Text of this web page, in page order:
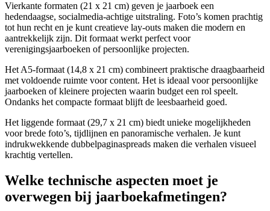
Vierkante formaten (21 x 21 cm) geven je jaarboek een
hedendaagse, socialmedia-achtige uitstraling. Foto’s komen prachtig
tot hun recht en je kunt creatieve lay-outs maken die modern en
aantrekkelijk zijn. Dit formaat werkt perfect voor
verenigingsjaarboeken of persoonlijke projecten.
Het A5-formaat (14,8 x 21 cm) combineert praktische draagbaarheid
met voldoende ruimte voor content. Het is ideaal voor persoonlijke
jaarboeken of kleinere projecten waarin budget een rol speelt.
Ondanks het compacte formaat blijft de leesbaarheid goed.
Het liggende formaat (29,7 x 21 cm) biedt unieke mogelijkheden
voor brede foto’s, tijdlijnen en panoramische verhalen. Je kunt
indrukwekkende dubbelpaginaspreads maken die verhalen visueel
krachtig vertellen.
Welke technische aspecten moet je
overwegen bij jaarboekafmetingen?